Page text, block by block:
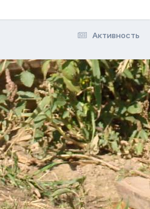
Активность